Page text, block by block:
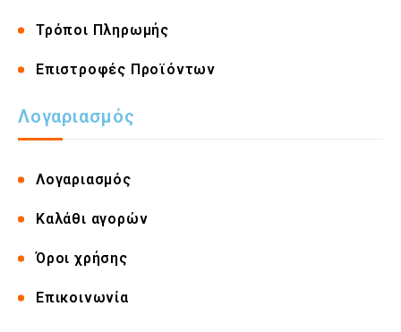
Τρόποι Πληρωμής
Επιστροφές Προϊόντων
Λογαριασμός
Λογαριασμός
Καλάθι αγορών
Όροι χρήσης
Επικοινωνία